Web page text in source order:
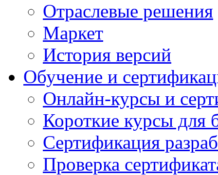
Отраслевые решения
Маркет
История версий
Обучение и
Онлайн-курсы и
Короткие курсы для
Сертификация
Проверка